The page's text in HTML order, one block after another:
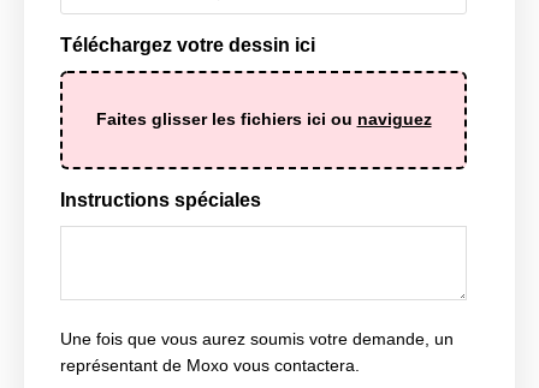
Téléchargez votre dessin ici
Faites glisser les fichiers ici ou naviguez
Instructions spéciales
Une fois que vous aurez soumis votre demande, un
représentant de Moxo vous contactera.